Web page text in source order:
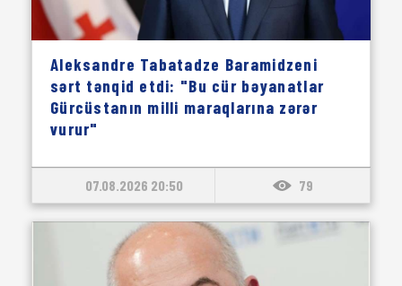
Aleksandre Tabatadze Baramidzeni
sərt tənqid etdi: "Bu cür bəyanatlar
Gürcüstanın milli maraqlarına zərər
vurur"
07.08.2026 20:50 79